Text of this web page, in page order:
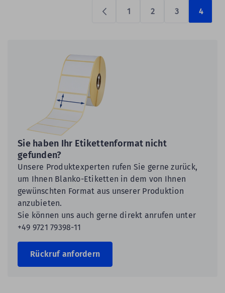
1 2 3 4
Sie haben Ihr Etikettenformat nicht
gefunden?
Unsere Produktexperten rufen Sie gerne zurück,
um Ihnen Blanko-Etiketten in dem von Ihnen
gewünschten Format aus unserer Produktion
anzubieten.
Sie können uns auch gerne direkt anrufen unter
+49 9721 79398-11
Rückruf anfordern